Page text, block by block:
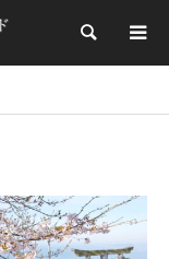
検索